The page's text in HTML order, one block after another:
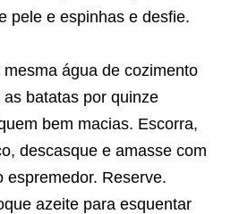
pele e espinhas e desfie.
água de cozimento
batatas por quinze
bem macias. Escorra,
descasque e amasse com
espremedor. Reserve.
azeite para esquentar